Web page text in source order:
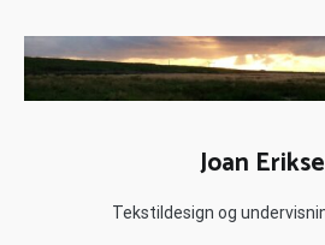
Joan
Tekstildesign og